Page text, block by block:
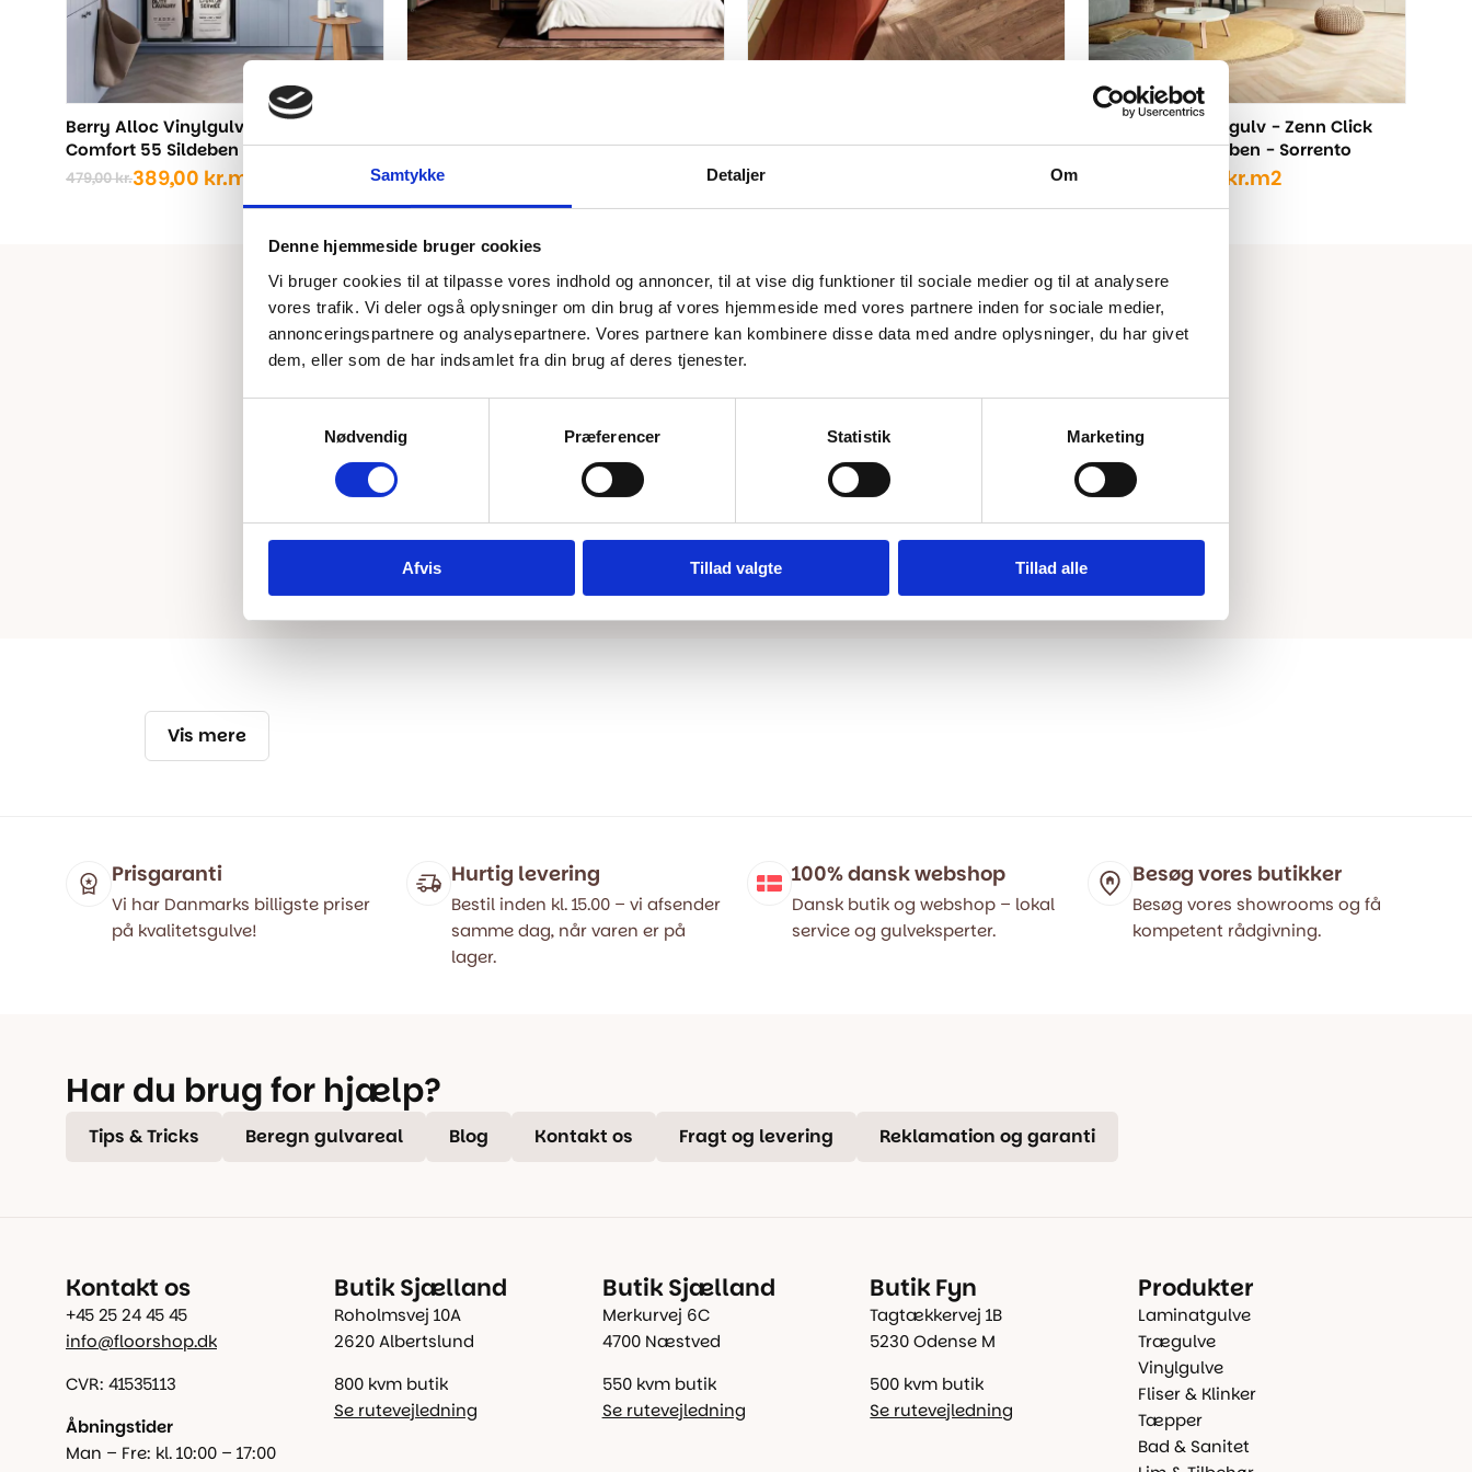
Samtykke Detaljer Om
Denne hjemmeside bruger cookies
Vi bruger cookies til at tilpasse vores indhold og annoncer, til at vise dig funktioner til sociale medier og til at analysere
vores trafik. Vi deler også oplysninger om din brug af vores hjemmeside med vores partnere inden for sociale medier,
annonceringspartnere og analysepartnere. Vores partnere kan kombinere disse data med andre oplysninger, du har givet
dem, eller som de har indsamlet fra din brug af deres tjenester.
Nødvendig
Præferencer Statistik Marketing
Afvis Tillad valgte Tillad alle
Berry Alloc Vinylgulv - Zenn Click
Comfort 55 Sildeben - Oslo
479,00kr.
Den
389,00 kr.
Den
m2
Comfort 55 Sildeben - Palermo
479,00
Den
oprindelige
pris
var:
479,00 kr..
Den
aktuelle
pris
er:
389,00 kr..
Comfort 55 Sildeben - Porto
479,00
Den
oprindelige
479,00 kr..
Den
aktuelle
389,00 kr..
Berry Alloc Vinylgulv - Zenn Click
Comfort 55 Sildeben - Sorrento
oprindelige
479,00 kr..
kr.
aktuelle
389,00 kr..
m2
Vis mere
Prisgaranti
Vi har Danmarks billigste priser
på kvalitetsgulve!
Hurtig levering
Bestil inden kl. 15.00 – vi afsender
samme dag, når varen er på
lager.
100% dansk webshop
Dansk butik og webshop – lokal
service og gulveksperter.
Besøg vores butikker
Besøg vores showrooms og få
kompetent rådgivning.
Har du brug for hjælp?
Tips & Tricks Beregn gulvareal Blog Kontakt os Fragt og levering Reklamation og garanti
Kontakt os
+45 25 24 45 45
info@floorshop.dk
CVR: 41535113
Åbningstider
Man – Fre: kl. 10:00 – 17:00
Butik Sjælland
Roholmsvej 10A
2620 Albertslund
800 kvm butik
Se rutevejledning
Butik Sjælland
Merkurvej 6C
4700 Næstved
550 kvm butik
Se rutevejledning
Butik Fyn
Tagtækkervej 1B
5230 Odense M
500 kvm butik
Se rutevejledning
Produkter
Laminatgulve
Trægulve
Vinylgulve
Fliser & Klinker
Tæpper
Bad & Sanitet